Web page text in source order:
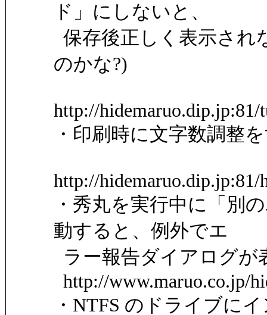
ド」にしないと、
保存後正しく表示され
のかな?)
http://hidemaruo.dip.jp:81/
・印刷時に文字数調整
http://hidemaruo.dip.jp:81/
・秀丸を実行中に「別
動すると、例外でエ
ラー報告ダイアログが
http://www.maruo.co.jp/
・NTFS のドライブに